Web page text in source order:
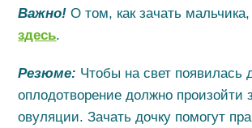
Важно!О том, как зачать
здесь.
Резюме: Чтобы на свет появилась
оплодотворение должно произойти
овуляции. Зачать дочку помогут